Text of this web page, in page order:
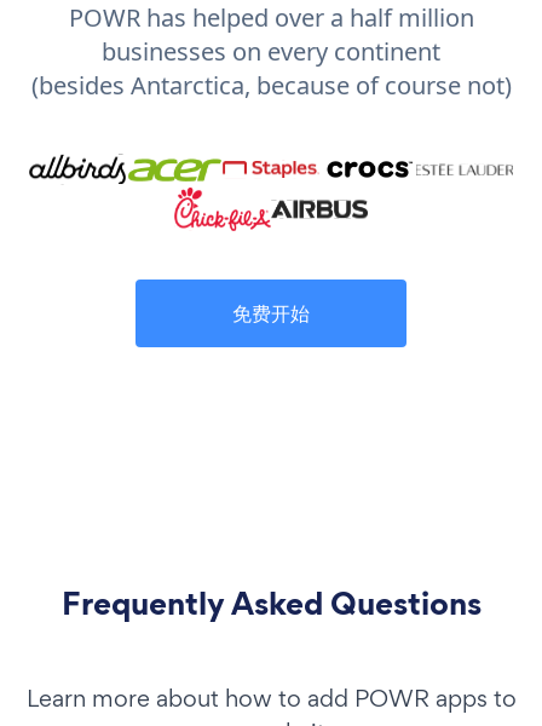
POWR has helped over a half million
businesses on every continent
(besides Antarctica, because of course not)
免费开始
Frequently Asked Questions
Learn more about how to add POWR apps to